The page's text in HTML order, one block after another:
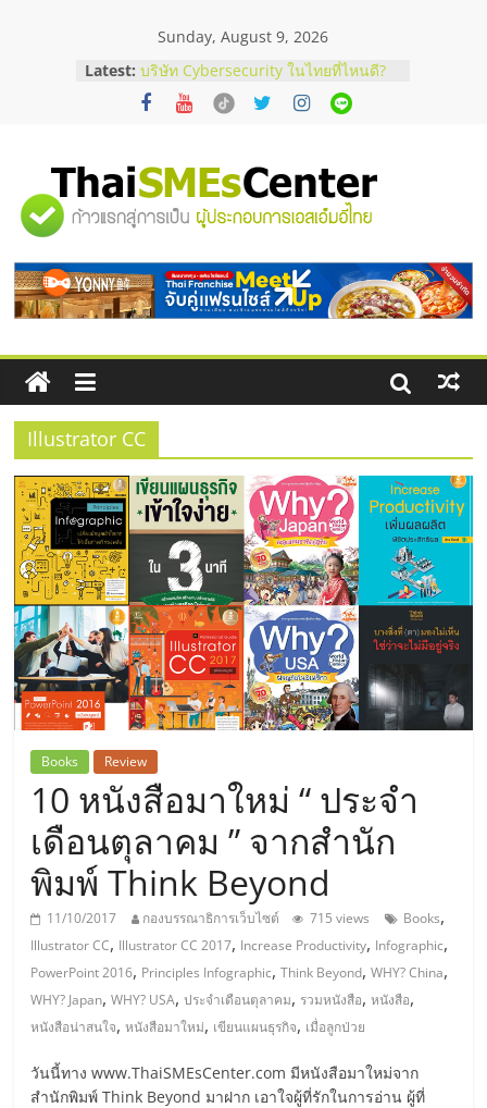
Sunday, August 9, 2026
Latest: บริษัท Cybersecurity ในไทยที่ไหนดี?
วิธีเลือกผู้ให้บริการให้คุ้มค่าและตอบ
โจทย์ธุรกิจ
สัมมนาออนไลน์ โอกาสบริหารสถานี
บริการน้ำมัน Shell
สัมมนาลงทุน แฟรนไชส์ยอนนี่
ไชส์ ครั้งที่ 8
ร้านเครื่องเสียงคุณภาพสูง พร้อม
โซลูชันระบบภาพและเสียง
"ศูนย์
รวม
ข้อมูล
ธุรกิจ
SME
แห่ง
ประเทศไทย,
ThaiSMEsCenter,
รวม
ธุรกิจ
เอ
ส
เอ็
มอี
ไทย,
Illustrator CC
Books Review
10 หนังสือมาใหม่ “ ประจำ
เดือนตุลาคม ” จากสำนัก
พิมพ์ Think Beyond
11/10/2017 กองบรรณาธิการเว็บไซต์ 715 views Books,
Illustrator CC, Illustrator CC 2017, Increase Productivity, Infographic,
PowerPoint 2016, Principles Infographic,Think Beyond,WHY? China,
WHY? Japan,WHY? USA,ประจำเดือนตุลาคม, รวมหนังสือ,หนังสือ,
หนังสือน่าสนใจ,หนังสือมาใหม่, เขียนแผนธุรกิจ, เมื่อลูกป่วย
วันนี้ทาง www.ThaiSMEsCenter.com มีหนังสือมาใหม่จาก
สำนักพิมพ์ Think Beyond มาฝาก เอาใจผู้ที่รักในการอ่าน ผู้ที่